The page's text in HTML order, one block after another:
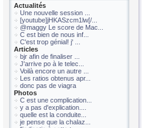
Actualités
Une nouvelle session ...
[youtube]jHKASzcm1lw[/...
@maggy Le score de Mac...
C est bien de nous inf...
C'est trop génial! j' ...
Articles
bjr afin de finaliser ...
J'arrive po à le telec...
Voilà encore un autre ...
Les ratios obtenus apr...
donc pas de viagra
Photos
C est une complication...
y a pas d'explication....
quelle est la conduite...
je pense que la chalaz...